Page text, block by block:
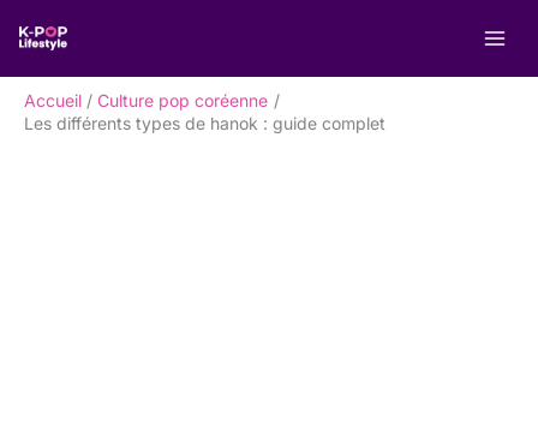
contenu
Accueil
Culture pop coréenne
Les différents types de hanok : guide complet
e
c
h